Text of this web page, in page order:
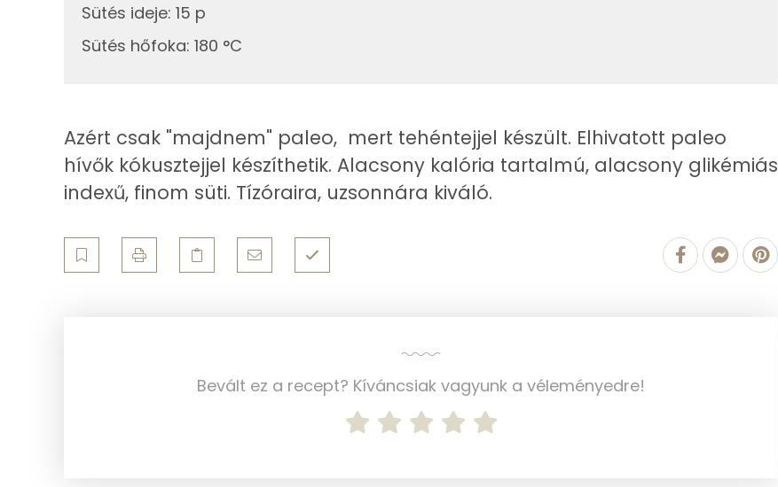
3g sütőpor
25gtej
Zsír
Összesen
Telített zsírsav
14 g
Sütés ideje: 15 p
Sütés hőfoka: 180 °C
Azért csak "majdnem" paleo, mert tehéntejjel készült. Elhivatott paleo
hívők kókusztejjel készíthetik. Alacsony kalória tartalmú, alacsony glikémiás
indexű, finom süti. Tízóraira, uzsonnára kiváló.
Bevált ez a recept? Kíváncsiak vagyunk a véleményedre!